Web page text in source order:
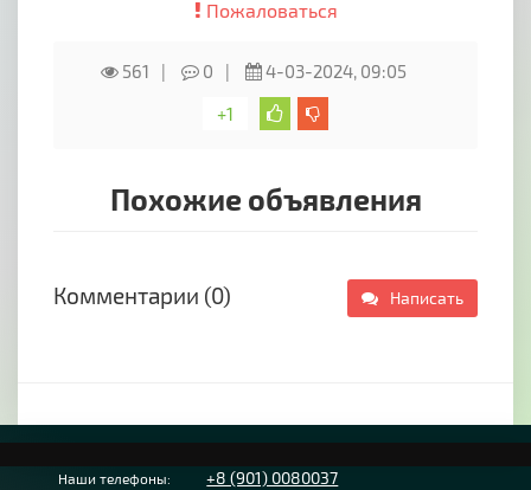
Пожаловаться
561 0
4-03-2024, 09:05
+1
Похожие объявления
Комментарии (0) Написать
Наши телефоны:
+8 (901) 0080037